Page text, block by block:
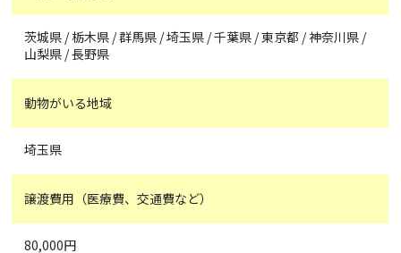
茨城県 / 栃木県 / 群馬県 / 埼玉県 / 千葉県 / 東京都 / 神奈川県 /
山梨県 / 長野県
動物がいる地域
埼玉県
譲渡費用（医療費、交通費など）
80,000円